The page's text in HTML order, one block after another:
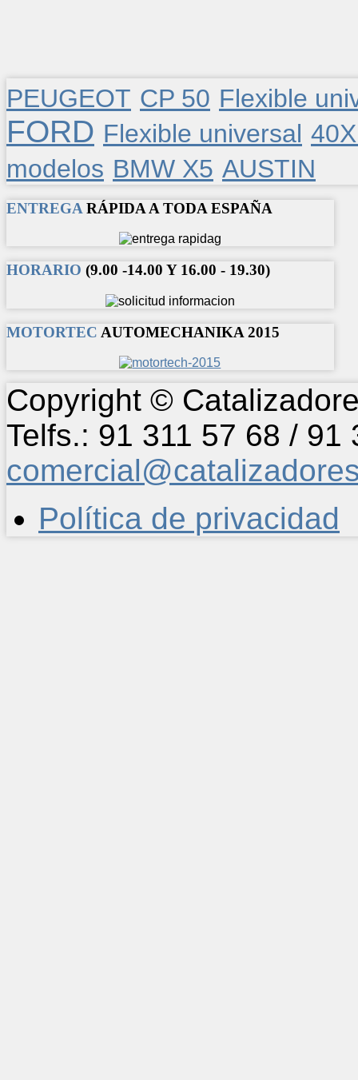
PEUGEOT CP 50 Flexible
FORD Flexible universal
modelos BMW X5 AUSTIN
ENTREGA RÁPIDA A TODA ESPAÑA
HORARIO (9.00 -14.00 Y 16.00 - 19.30)
MOTORTEC AUTOMECHANIKA 2015
Copyright ©
Telfs.: 91 311 57 68 /
Política de privacidad